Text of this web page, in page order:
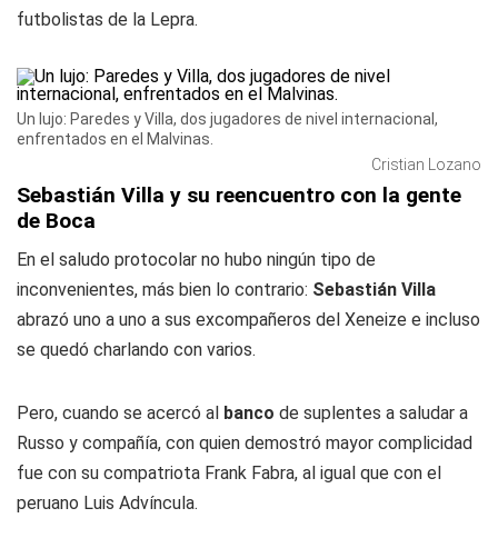
futbolistas de la Lepra.
Un lujo: Paredes y Villa, dos jugadores de nivel internacional,
enfrentados en el Malvinas.
Cristian Lozano
Sebastián Villa y su reencuentro con la gente
de Boca
En el saludo protocolar no hubo ningún tipo de
inconvenientes, más bien lo contrario: Sebastián Villa
abrazó uno a uno a sus excompañeros del Xeneize e incluso
se quedó charlando con varios.
Pero, cuando se acercó al banco de suplentes a saludar a
Russo y compañía, con quien demostró mayor complicidad
fue con su compatriota Frank Fabra, al igual que con el
peruano Luis Advíncula.